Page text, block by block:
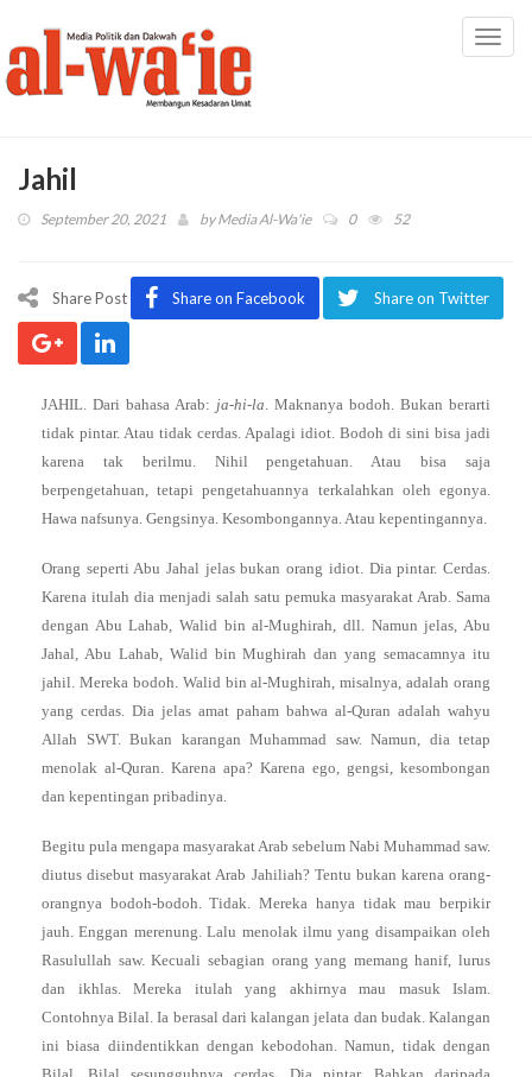
Jahil
September 20, 2021 byMedia Al-Wa'ie 0 52
Share Post Share on Facebook Share on Twitter
JAHIL. Dari bahasa Arab: ja-hi-la. Maknanya bodoh. Bukan berarti
tidak pintar. Atau tidak cerdas. Apalagi idiot. Bodoh di sini bisa jadi
karena tak berilmu. Nihil pengetahuan. Atau bisa saja
berpengetahuan, tetapi pengetahuannya terkalahkan oleh egonya.
Hawa nafsunya. Gengsinya. Kesombongannya. Atau kepentingannya.
Orang seperti Abu Jahal jelas bukan orang idiot. Dia pintar. Cerdas.
Karena itulah dia menjadi salah satu pemuka masyarakat Arab. Sama
dengan Abu Lahab, Walid bin al-Mughirah, dll. Namun jelas, Abu
Jahal, Abu Lahab, Walid bin Mughirah dan yang semacamnya itu
jahil. Mereka bodoh. Walid bin al-Mughirah, misalnya, adalah orang
yang cerdas. Dia jelas amat paham bahwa al-Quran adalah wahyu
Allah SWT. Bukan karangan Muhammad saw. Namun, dia tetap
menolak al-Quran. Karena apa? Karena ego, gengsi, kesombongan
dan kepentingan pribadinya.
Begitu pula mengapa masyarakat Arab sebelum Nabi Muhammad saw.
diutus disebut masyarakat Arab Jahiliah? Tentu bukan karena orang-
orangnya bodoh-bodoh. Tidak. Mereka hanya tidak mau berpikir
jauh. Enggan merenung. Lalu menolak ilmu yang disampaikan oleh
Rasulullah saw. Kecuali sebagian orang yang memang hanif, lurus
dan ikhlas. Mereka itulah yang akhirnya mau masuk Islam.
Contohnya Bilal. Ia berasal dari kalangan jelata dan budak. Kalangan
ini biasa diindentikkan dengan kebodohan. Namun, tidak dengan